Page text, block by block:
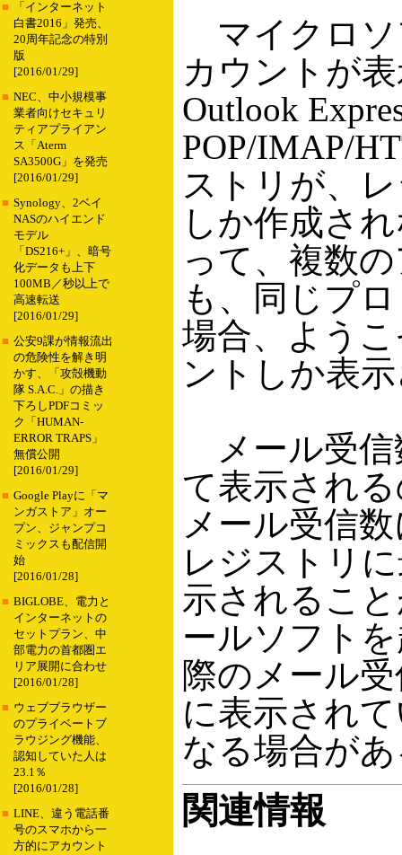
■
「インターネット
白書2016」発売、
20周年記念の特別
版
[2016/01/29]
■ NEC、中小規模事
業者向けセキュリ
ティアプライアン
ス「Aterm
SA3500G」を発売
[2016/01/29]
■ Synology、2ベイ
NASのハイエンド
モデル
「DS216+」、暗号
化データも上下
100MB／秒以上で
高速転送
[2016/01/29]
■ 公安9課が情報流出
の危険性を解き明
かす、「攻殻機動
隊 S.A.C.」の描き
下ろしPDFコミッ
ク「HUMAN-
ERROR TRAPS」
無償公開
[2016/01/29]
■ Google Playに「マ
ンガストア」オー
プン、ジャンプコ
ミックスも配信開
始
[2016/01/28]
■ BIGLOBE、電力と
インターネットの
セットプラン、中
部電力の首都圏エ
リア展開に合わせ
[2016/01/28]
■ ウェブブラウザー
のプライベートブ
ラウジング機能、
認知していた人は
23.1％
[2016/01/28]
■ LINE、違う電話番
号のスマホから一
方的にアカウント
マイクロソ
カウントが
Outlook
POP/IMAP/
ストリが、
しか作成さ
って、複数
も、同じプ
場合、よう
ントしか表
メール受信
て表示され
メール受信
レジストリ
示されるこ
ールソフト
際のメール
に表示され
なる場合が
関連情報